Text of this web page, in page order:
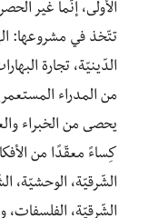
الأولى، إنّما غير
تتّخذ في مشروعها:
الدّينيّة، تجارة
من المدراء
يحصى من الخبراء
كِساءً معقّدًا من
الشّرقيّة، الوحشيّة،
الشّرقيّة، الفلسفات،